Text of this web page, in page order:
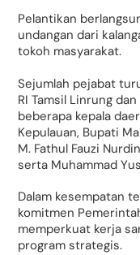
Pelantikan
undangan dari
tokoh masyarakat.
Sejumlah pejabat
RI Tamsil Linrung
beberapa kepala
Kepulauan, Bupati
M. Fathul Fauzi
serta Muhammad
Dalam kesempatan
komitmen
memperkuat kerja
program strategis.